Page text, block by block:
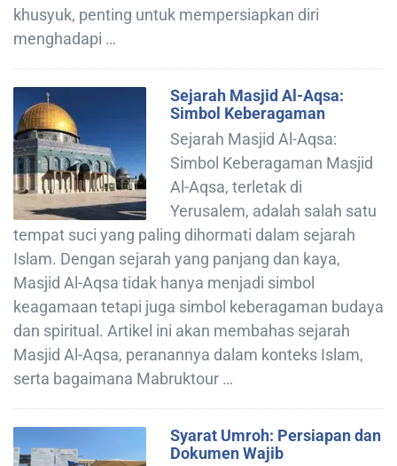
khusyuk, penting untuk mempersiapkan diri
menghadapi …
Sejarah Masjid Al-Aqsa:
Simbol Keberagaman
Sejarah Masjid Al-Aqsa:
Simbol Keberagaman Masjid
Al-Aqsa, terletak di
Yerusalem, adalah salah satu
tempat suci yang paling dihormati dalam sejarah
Islam. Dengan sejarah yang panjang dan kaya,
Masjid Al-Aqsa tidak hanya menjadi simbol
keagamaan tetapi juga simbol keberagaman budaya
dan spiritual. Artikel ini akan membahas sejarah
Masjid Al-Aqsa, peranannya dalam konteks Islam,
serta bagaimana Mabruktour …
Syarat Umroh: Persiapan dan
Dokumen Wajib